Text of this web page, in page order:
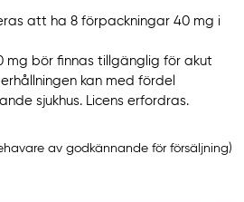
att ha 8 förpackningar 40 mg i
mg bör finnas tillgänglig för akut
kan med fördel
sjukhus. Licens erfordras.
av godkännande för försäljning)